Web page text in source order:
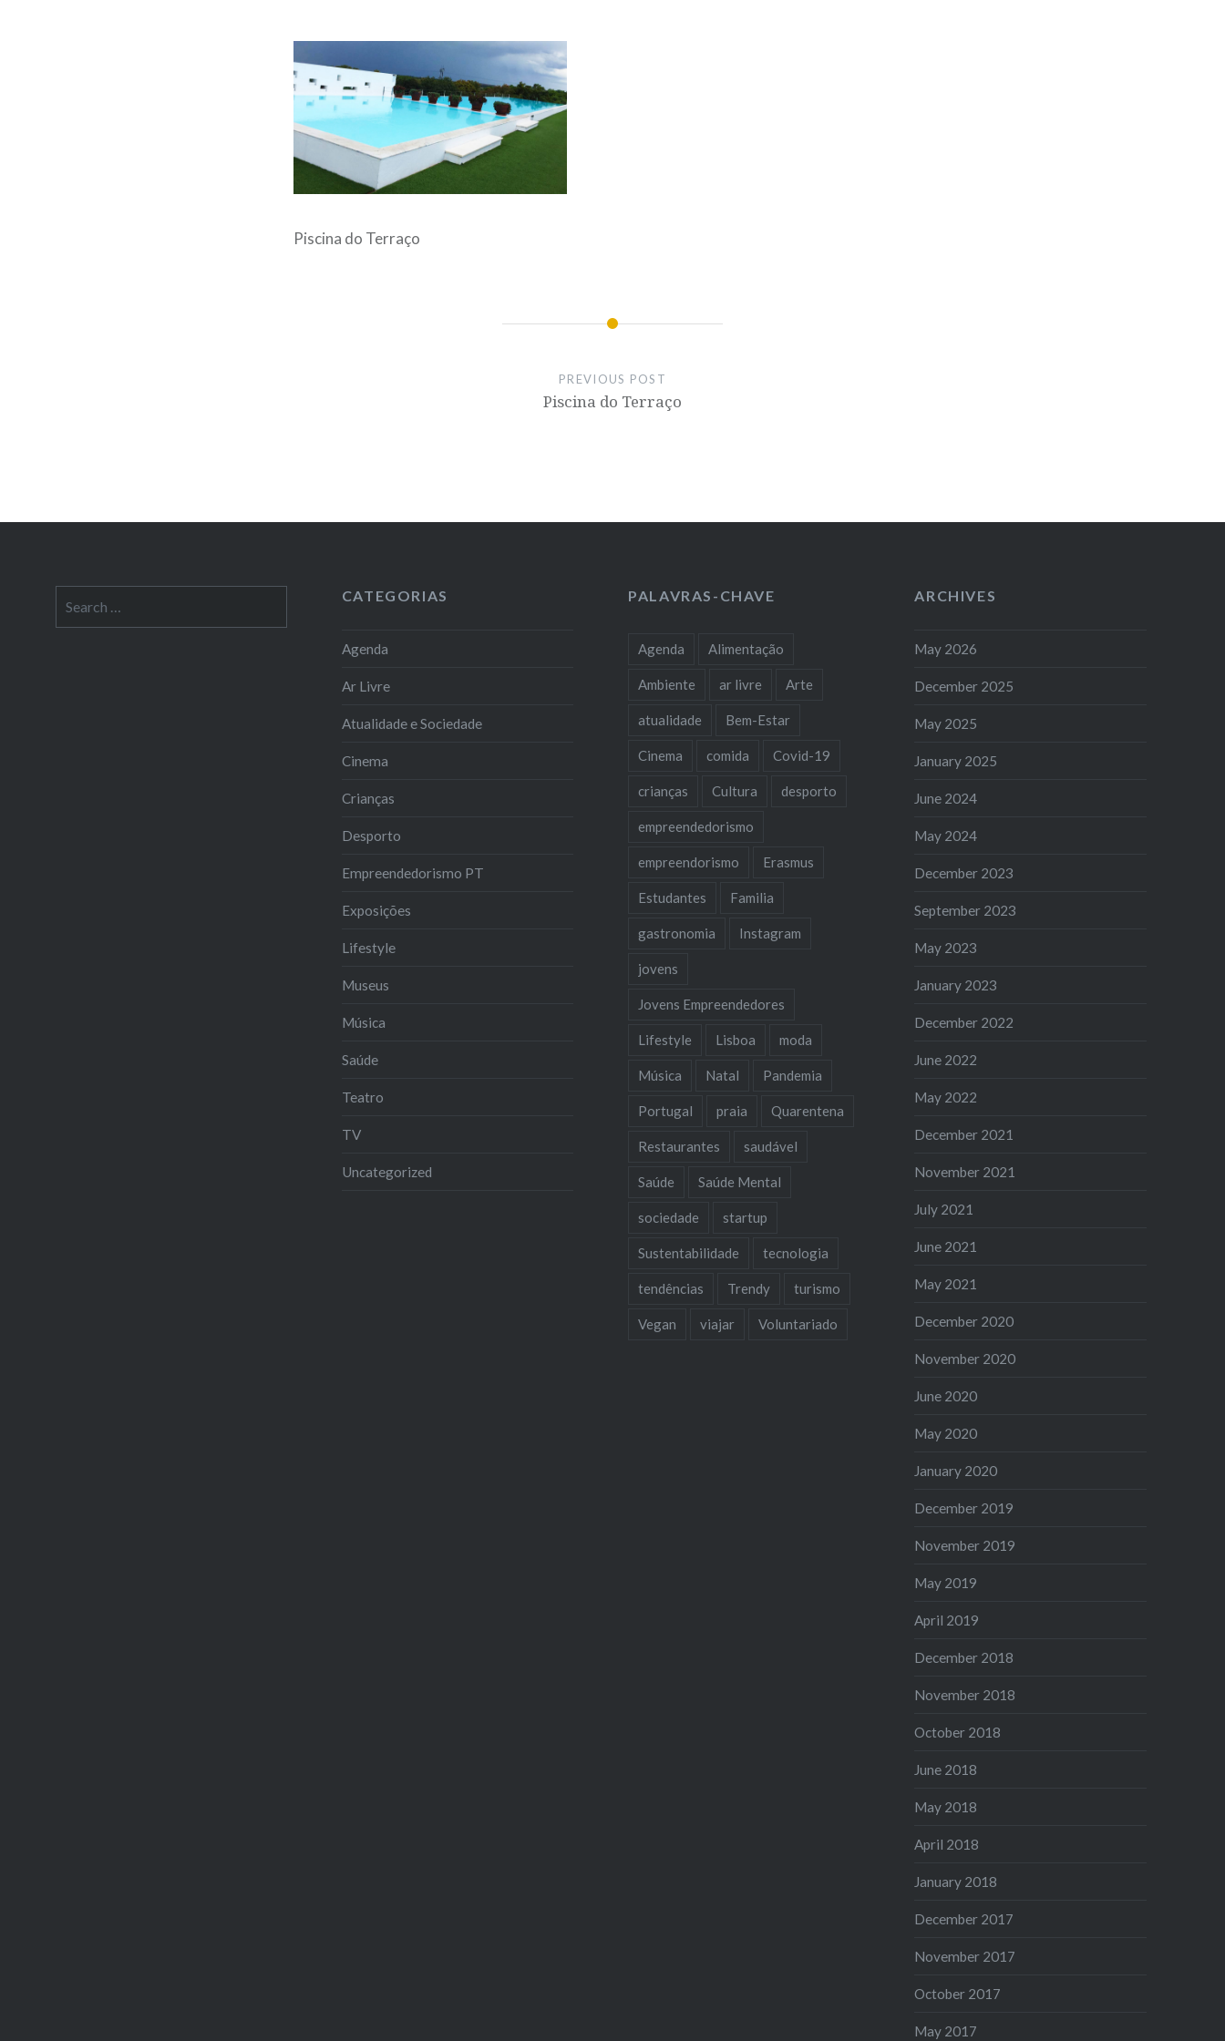
Piscina do Terraço
PREVIOUS POST
Piscina do Terraço
for:
CATEGORIAS
Agenda
Ar Livre
Atualidade e Sociedade
Cinema
Crianças
Desporto
Empreendedorismo PT
Exposições
Lifestyle
Museus
Música
Saúde
Teatro
TV
Uncategorized
PALAVRAS-CHAVE
Agenda Alimentação
Ambiente ar livre Arte
atualidade Bem-Estar
Cinema comida Covid-19
crianças Cultura desporto
empreendedorismo
empreendorismo Erasmus
Estudantes Familia
gastronomia Instagram
jovens
Jovens Empreendedores
Lifestyle Lisboa moda
Música Natal Pandemia
Portugal praia Quarentena
Restaurantes saudável
Saúde Saúde Mental
sociedade startup
Sustentabilidade tecnologia
tendências Trendy turismo
Vegan viajar Voluntariado
ARCHIVES
May 2026
December 2025
May 2025
January 2025
June 2024
May 2024
December 2023
September 2023
May 2023
January 2023
December 2022
June 2022
May 2022
December 2021
November 2021
July 2021
June 2021
May 2021
December 2020
November 2020
June 2020
May 2020
January 2020
December 2019
November 2019
May 2019
April 2019
December 2018
November 2018
October 2018
June 2018
May 2018
April 2018
January 2018
December 2017
November 2017
October 2017
May 2017